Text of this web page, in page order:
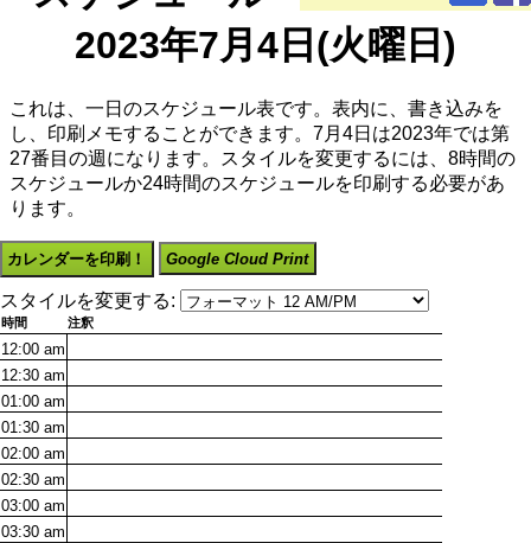
2023年7月4日(火曜日)
これは、一日のスケジュール表です。表内に、書き込みを
し、印刷メモすることができます。7月4日は2023年では第
27番目の週になります。スタイルを変更するには、8時間の
スケジュールか24時間のスケジュールを印刷する必要があ
ります。
カレンダーを印刷！ Google Cloud Print
スタイルを変更する:
時間 注釈
12:00 am
12:30 am
01:00 am
01:30 am
02:00 am
02:30 am
03:00 am
03:30 am